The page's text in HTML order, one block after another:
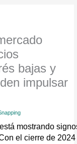
bajas y
impulsar
mostrando
el cierre de